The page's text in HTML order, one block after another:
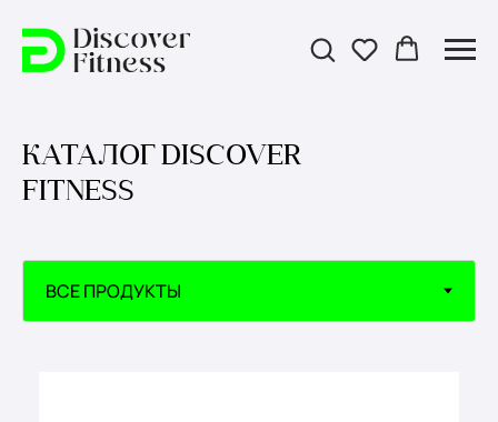
КАТАЛОГ DISCOVER
FITNESS